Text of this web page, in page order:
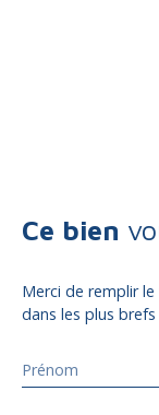
Ce bien
Merci de remplir
dans les plus brefs
Prénom